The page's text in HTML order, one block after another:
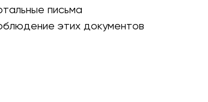
письма
этих документов